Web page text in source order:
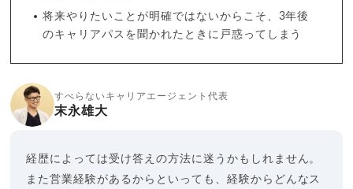
将来やりたいことが明確ではないからこそ、3年後
のキャリアパスを聞かれたときに戸惑ってしまう
すべらないキャリアエージェント代表
末永雄大
経歴によっては受け答えの方法に迷うかもしれません。
また営業経験があるからといっても、経験からどんなス